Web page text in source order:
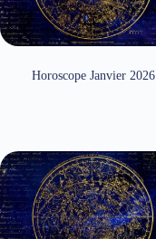
Horoscope Janvier 2026